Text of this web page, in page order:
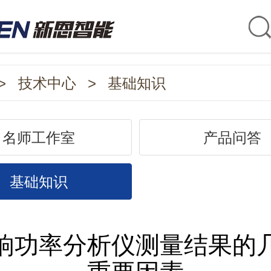
技术中心 > 基础知识
名师工作室 产品问答
基础知识
功率分析仪测量结果的